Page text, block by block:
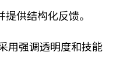
供结构化反馈。
用强调透明度和技能